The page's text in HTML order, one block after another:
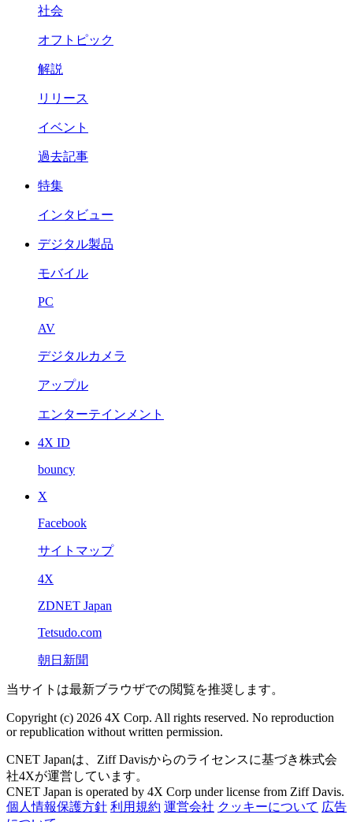
社会
オフトピック
解説
リリース
イベント
過去記事
特集
インタビュー
デジタル製品
モバイル
PC
AV
デジタルカメラ
アップル
エンターテインメント
4X ID
bouncy
X
Facebook
サイトマップ
4X
ZDNET Japan
Tetsudo.com
朝日新聞
当サイトは最新ブラウザでの閲覧を推奨します。
Copyright (c) 2026 4X Corp. All rights reserved. No reproduction
or republication without written permission.
CNET Japanは、Ziff Davisからのライセンスに基づき株式会
社4Xが運営しています。
CNET Japan is operated by 4X Corp under license from Ziff Davis.
個人情報保護方針 利用規約 運営会社 クッキーについて 広告